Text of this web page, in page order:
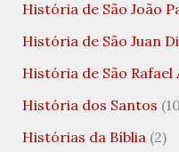
História de São João
História de São Juan
História de São Rafael
História dos Santos
Histórias da Bíblia (2)